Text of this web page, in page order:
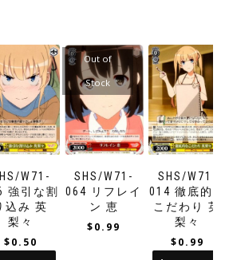
W71-
強引な割
込み 英
梨々
$0.50
SHS/W71-
064 リフレイ
ン 恵
Out of
Stock
$0.99
SHS/W71-
014 徹底的な
こだわり 英
梨々
$0.99